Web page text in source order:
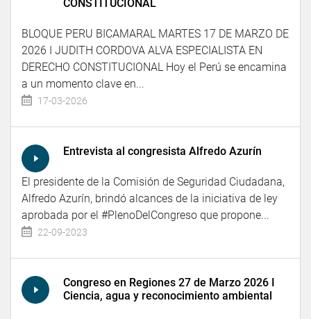
CONSTITUCIONAL
BLOQUE PERU BICAMARAL MARTES 17 DE MARZO DE
2026 I JUDITH CORDOVA ALVA ESPECIALISTA EN
DERECHO CONSTITUCIONAL Hoy el Perú se encamina
a un momento clave en...
17-03-2026
Entrevista al congresista Alfredo Azurín
El presidente de la Comisión de Seguridad Ciudadana,
Alfredo Azurín, brindó alcances de la iniciativa de ley
aprobada por el #PlenoDelCongreso que propone...
22-09-2023
Congreso en Regiones 27 de Marzo 2026 I
Ciencia, agua y reconocimiento ambiental